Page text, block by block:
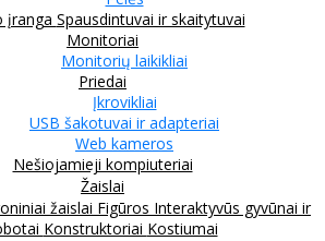
įranga Spausdintuvai ir skaitytuvai
Monitoriai
Monitorių laikikliai
Priedai
Įkrovikliai
USB šakotuvai ir adapteriai
Web kameros
Nešiojamieji kompiuteriai
Žaislai
žaislai Figūros Interaktyvūs gyvūnai ir
Konstruktoriai Kostiumai